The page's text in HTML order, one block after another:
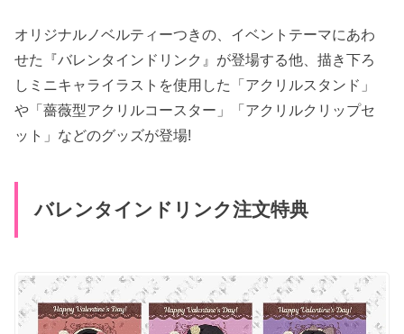
オリジナルノベルティーつきの、イベントテーマにあわ
せた『バレンタインドリンク』が登場する他、描き下ろ
しミニキャライラストを使用した「アクリルスタンド」
や「薔薇型アクリルコースター」「アクリルクリップセ
ット」などのグッズが登場!
バレンタインドリンク注文特典